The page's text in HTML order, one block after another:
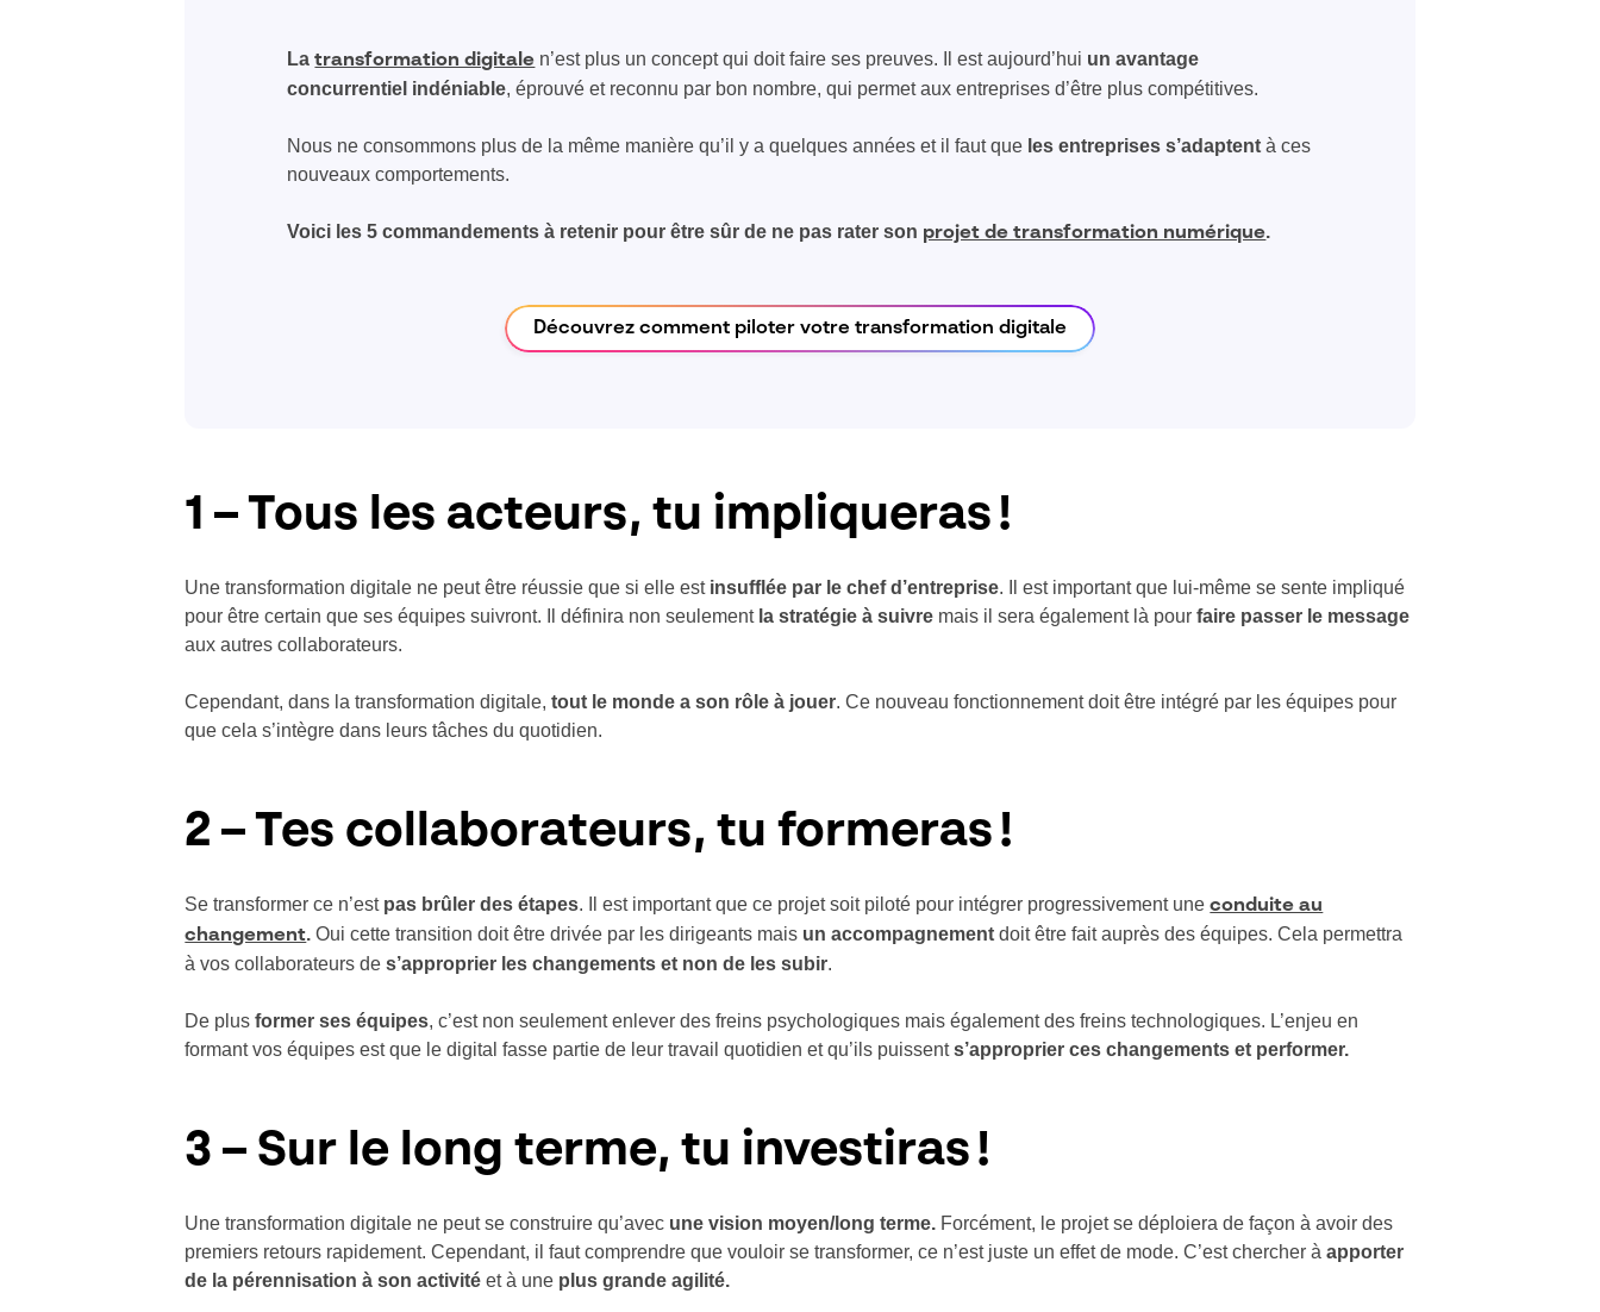
Latransformation digitale n’est plus un concept qui doit faire ses preuves. Il est aujourd’hui un avantage
concurrentiel indéniable, éprouvé et reconnu par bon nombre, qui permet aux entreprises d’être plus compétitives.
Nous ne consommons plus de la même manière qu’il y a quelques années et il faut que les entreprises s’adaptent à ces
nouveaux comportements.
Voici les 5 commandements à retenir pour être sûr de ne pas rater son projet de transformation numérique.
Découvrez comment piloter votre transformation digitale
1 – Tous les acteurs, tu impliqueras !
Une transformation digitale ne peut être réussie que si elle est insufflée par le chef d’entreprise. Il est important que lui-même se sente impliqué
pour être certain que ses équipes suivront. Il définira non seulement la stratégie à suivre mais il sera également là pourfaire passer le message
aux autres collaborateurs.
Cependant, dans la transformation digitale,tout le monde a son rôle à jouer. Ce nouveau fonctionnement doit être intégré par les équipes pour
que cela s’intègre dans leurs tâches du quotidien.
2 – Tes collaborateurs, tu formeras !
Se transformer ce n’est pas brûler des étapes. Il est important que ce projet soit piloté pour intégrer progressivement uneconduite au
changement. Oui cette transition doit être drivée par les dirigeants mais un accompagnement doit être fait auprès des équipes. Cela permettra
à vos collaborateurs des’approprier les changements et non de les subir.
De plusformer ses équipes, c’est non seulement enlever des freins psychologiques mais également des freins technologiques. L’enjeu en
formant vos équipes est que le digital fasse partie de leur travail quotidien et qu’ils puissents’approprier ces changements et performer.
3 – Sur le long terme, tu investiras !
Une transformation digitale ne peut se construire qu’avec une vision moyen/long terme. Forcément, le projet se déploiera de façon à avoir des
premiers retours rapidement. Cependant, il faut comprendre que vouloir se transformer, ce n’est juste un effet de mode. C’est chercher àapporter
de la pérennisation à son activité et à une plus grande agilité.